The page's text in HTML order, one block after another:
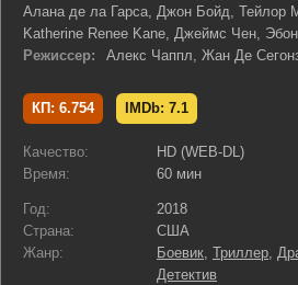
Алана де ла Гарса, Джон Бойд, Тейлор
Katherine Renee Kane, Джеймс Чен,
Режиссер:
Алекс Чаппл, Жан Де
КП: 6.754 IMDb: 7.1
Качество:
HD (WEB-DL)
Время:
60 мин
Год:
2018
Страна:
США
Жанр:
Боевик, Триллер,
Детектив